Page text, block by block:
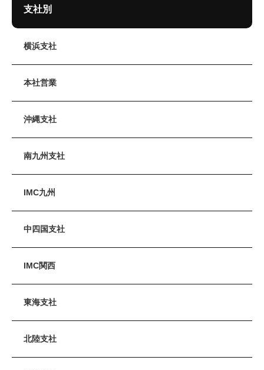
支社別
横浜支社
本社営業
沖縄支社
南九州支社
IMC九州
中四国支社
IMC関西
東海支社
北陸支社